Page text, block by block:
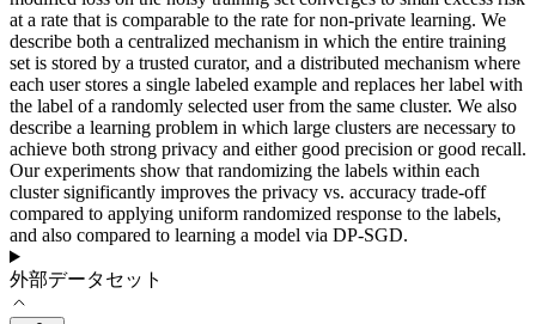
at a rate that is comparable to the rate for non-private learning. We
describe both a centralized mechanism in which the entire training
set is stored by a trusted curator, and a distributed mechanism where
each user stores a single labeled example and replaces her label with
the label of a randomly selected user from the same cluster. We also
describe a learning problem in which large clusters are necessary to
achieve both strong privacy and either good precision or good recall.
Our experiments show that randomizing the labels within each
cluster significantly improves the privacy vs. accuracy trade-off
compared to applying uniform randomized response to the labels,
and also compared to learning a model via DP-SGD.
外部データセット